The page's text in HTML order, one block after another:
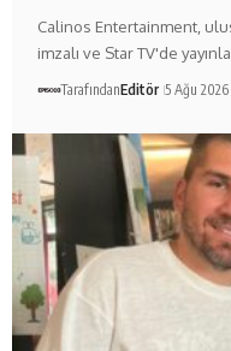
Calinos Entertainment,
imzalı ve Star TV'de
TarafındanEditör 5 Ağu 2026